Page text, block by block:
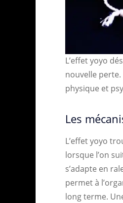
L’effet yoyo
nouvelle
physique et
Les
L’effet yoyo
lorsque l’on
s’adapte en
permet à
long terme.